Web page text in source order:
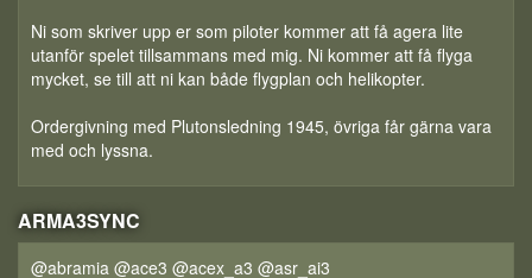
Ni som skriver upp er som piloter kommer att få agera lite
utanför spelet tillsammans med mig. Ni kommer att få flyga
mycket, se till att ni kan både flygplan och helikopter.
Ordergivning med Plutonsledning 1945, övriga får gärna vara
med och lyssna.
ARMA3SYNC
@abramia @ace3 @acex_a3 @asr_ai3